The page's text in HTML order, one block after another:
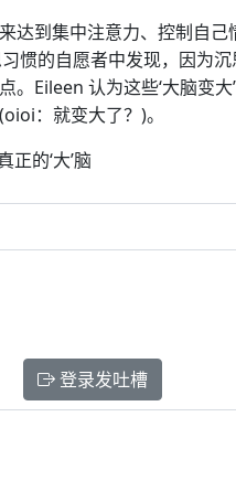
达到集中注意力、控制自
惯的自愿者中发现，因为
Eileen 认为这些‘大脑变
：就变大了？)。
的‘大’脑
登录发吐槽